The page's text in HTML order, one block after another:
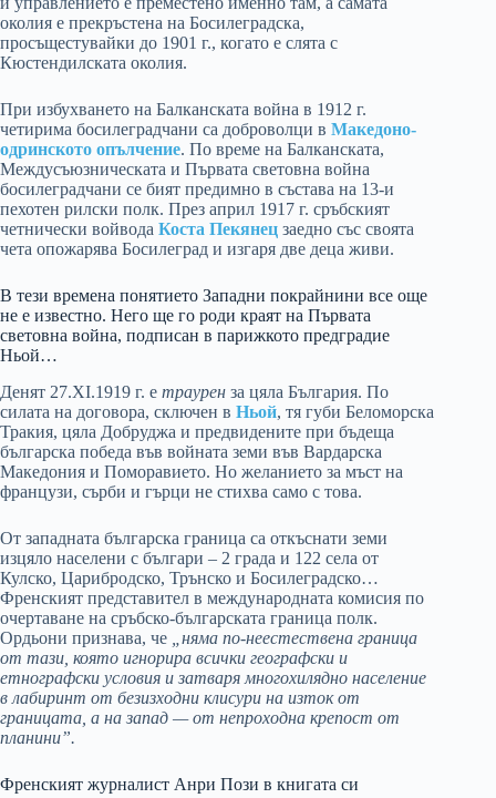
околия е прекръстена на Босилеградска,
просъщестувайки до 1901 г., когато е слята с
Кюстендилската околия.
При избухването на Балканската война в 1912 г.
четирима босилеградчани са доброволци в Македоно-
одринското опълчение. По време на Балканската,
Междусъюзническата и Първата световна война
босилеградчани се бият предимно в състава на 13-и
пехотен рилски полк. През април 1917 г. сръбският
четнически войвода Коста Пекянец заедно със своята
чета опожарява Босилеград и изгаря две деца живи.
В тези времена понятието Западни покрайнини все още
не е известно. Него ще го роди краят на Първата
световна война, подписан в парижкото предградие
Ньой…
Денят 27.ХІ.1919 г. е траурен за цяла България. По
силата на договора, сключен в Ньой, тя губи Беломорска
Тракия, цяла Добруджа и предвидените при бъдеща
българска победа във войната земи във Вардарска
Македония и Поморавието. Но желанието за мъст на
французи, сърби и гърци не стихва само с това.
От западната българска граница са откъснати земи
изцяло населени с българи – 2 града и 122 села от
Кулско, Царибродско, Трънско и Босилеградско…
Френският представител в международната комисия по
очертаване на сръбско-българската граница полк.
Ордьони признава, че
„няма по-неестествена граница
от тази, която игнорира всички географски и
етнографски условия и затваря многохилядно население
в лабиринт от безизходни клисури на изток от
границата, а на запад — от непроходна крепост от
планини”.
Френският журналист Анри Пози в книгата си